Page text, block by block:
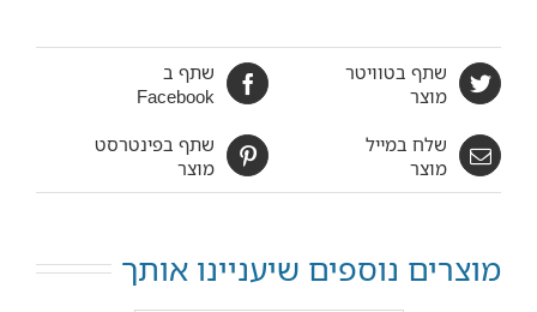
שתף ב
Facebook
שתף בטוויטר
מוצר
שתף בפינטרסט
מוצר
שלח במייל
מוצר
מוצרים נוספים שיעניינו אותך